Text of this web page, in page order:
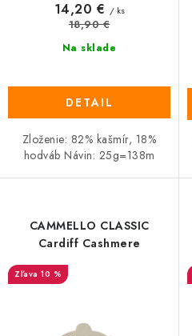
Na sklade
14,20 € / ks
18,90 €
DETAIL
Zloženie: 82% kašmír, 18%
hodváb Návin: 25g=138m
CAMMELLO CLASSIC
Cardiff Cashmere
10 %